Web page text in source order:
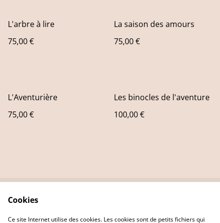
L'arbre à lire
75,00 €
La saison des amours
75,00 €
L'Aventurière
75,00 €
Les binocles de l'aventure
100,00 €
Privacy Policy
Cookie Policy
Cookies
Ce site Internet utilise des cookies. Les cookies sont de petits fichiers qui